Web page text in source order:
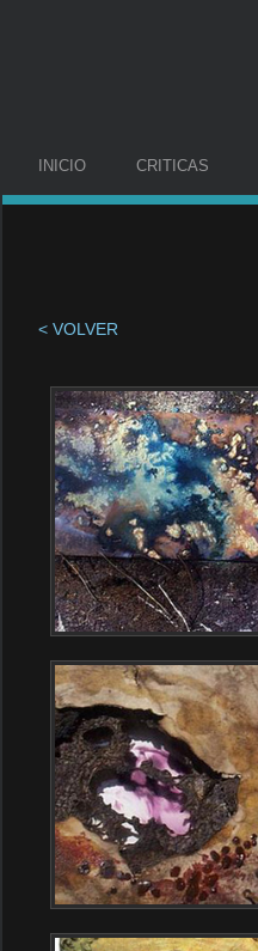
INICIO CRITICAS
< VOLVER